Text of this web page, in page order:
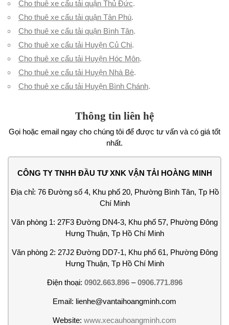
Cho thuê xe cẩu tải quận Thủ Đức.
Cho thuê xe cẩu tải quận Tân Phú.
Cho thuê xe cẩu tải quận Bình Tân.
Cho thuê xe cẩu tải Huyện Củ Chi.
Cho thuê xe cẩu tải Huyện Hóc Môn.
Cho thuê xe cẩu tải Huyện Nhà Bè.
Cho thuê xe cẩu tải Huyện Bình Chánh.
Thông tin liên hệ
Gọi hoặc email ngay cho chúng tôi để được tư vấn và có giá tốt
nhất.
CÔNG TY TNHH ĐẦU TƯ XNK VẬN TẢI HOÀNG MINH
Địa chỉ: 76 Đường số 4, Khu phố 20, Phường Bình Tân, Tp Hồ
Chí Minh
Văn phòng 1: 27F3 Đường DN4-3, Khu phố 57, Phường Đông
Hưng Thuận, Tp Hồ Chí Minh
Văn phòng 2: 27J2 Đường DD7-1, Khu phố 61, Phường Đông
Hưng Thuận, Tp Hồ Chí Minh
Điện thoại: 0902.663.896–0906.771.896
Email: lienhe@vantaihoangminh.com
Website: www.xecauhoangminh.com